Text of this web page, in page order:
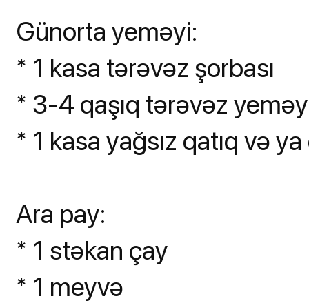
Günorta yeməyi:
* 1 kasa tərəvəz şorbası
* 3-4 qaşıq tərəvəz
* 1 kasa yağsız qatıq və ya
Ara pay:
* 1 stəkan çay
* 1 meyvə